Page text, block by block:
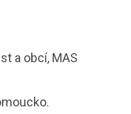
a obcí, MAS